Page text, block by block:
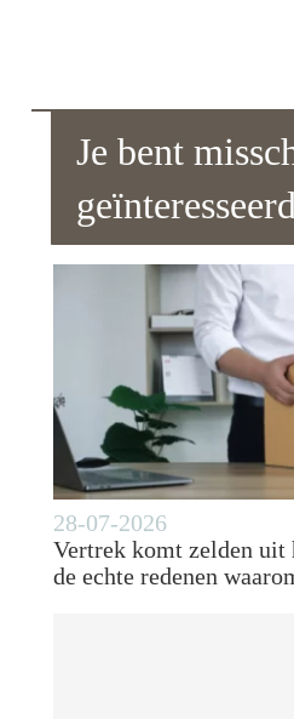
Je bent
28-07-2026
Vertrek komt zelden
de echte redenen